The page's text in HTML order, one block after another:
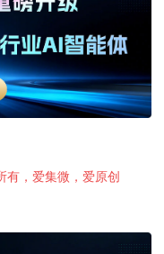
有，爱集微，爱原创